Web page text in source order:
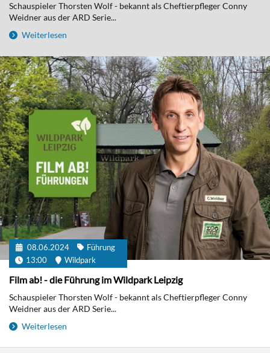
Schauspieler Thorsten Wolf - bekannt als Cheftierpfleger Conny
Weidner aus der ARD Serie...
Weiterlesen
08.06.2024
Führung
13:00
Wildpark
Film ab! - die Führung im Wildpark Leipzig
Schauspieler Thorsten Wolf - bekannt als Cheftierpfleger Conny
Weidner aus der ARD Serie...
Weiterlesen